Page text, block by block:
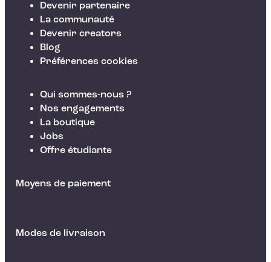
Devenir partenaire
La communauté
Devenir creators
Blog
Préférences cookies
Qui sommes-nous ?
Nos engagements
La boutique
Jobs
Offre étudiante
Moyens de paiement
Modes de livraison